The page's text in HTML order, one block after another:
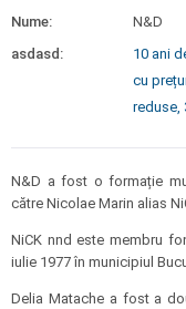
Nume:
N&D
asdasd:
10 ani
cu
reduse,
N&D a fost o formație
către Nicolae Marin alias
NiCK nnd este membru
iulie 1977 în municipiul
Delia Matache a fost a